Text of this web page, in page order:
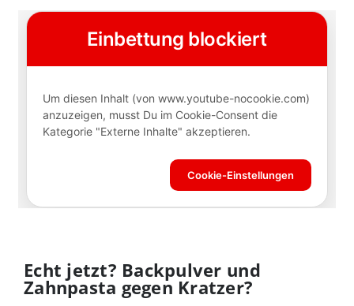
Echt jetzt? Backpulver und
Zahnpasta gegen Kratzer?